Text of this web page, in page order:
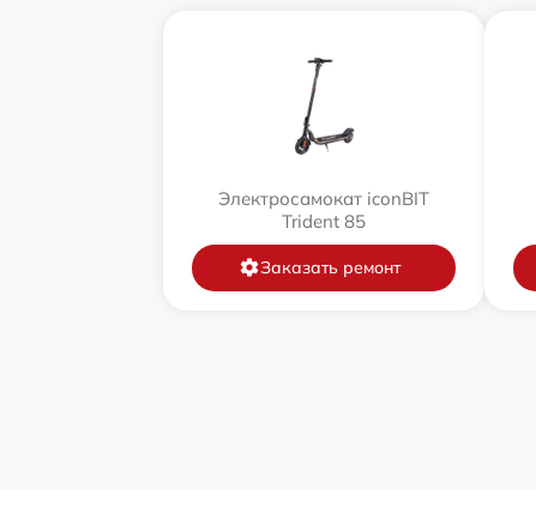
Электросамокат iconBIT
Trident 85
Заказать ремонт